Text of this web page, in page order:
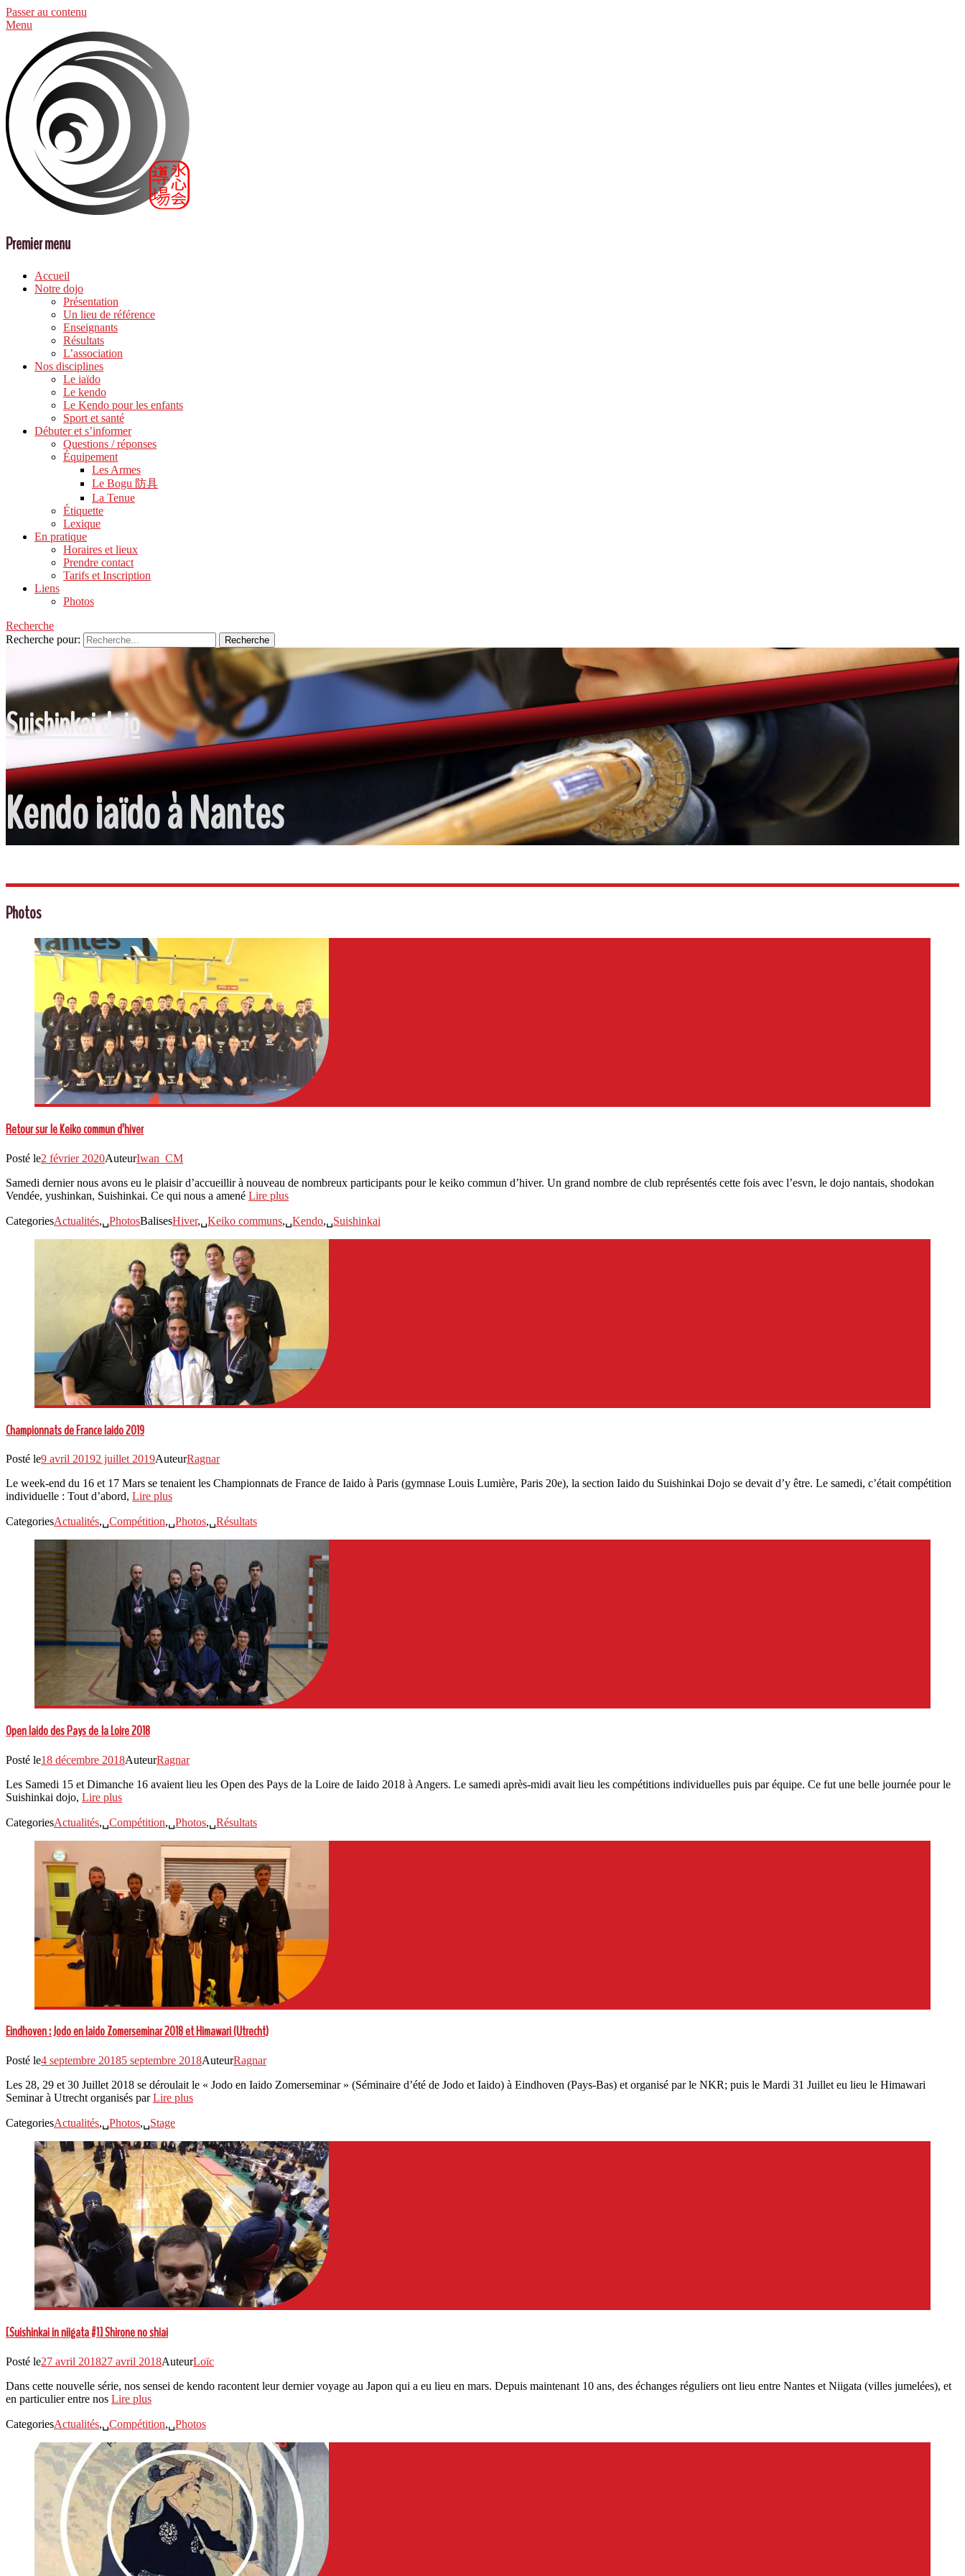
Passer au contenu
Menu
Premier menu
Accueil
Notre dojo
Présentation
Un lieu de référence
Enseignants
Résultats
L’association
Nos disciplines
Le iaïdo
Le kendo
Le Kendo pour les enfants
Sport et santé
Débuter et s’informer
Questions / réponses
Équipement
Les Armes
Le Bogu 防具
La Tenue
Étiquette
Lexique
En pratique
Horaires et lieux
Prendre contact
Tarifs et Inscription
Liens
Photos
Recherche
Recherche pour:
Suishinkai dojo
Kendo iaïdo à Nantes
Photos
Retour sur le Keiko commun d’hiver
Posté le2 février 2020AuteurIwan_CM
Samedi dernier nous avons eu le plaisir d’accueillir à nouveau de nombreux participants pour le keiko commun d’hiver. Un grand nombre de club représentés cette fois avec l’esvn, le dojo nantais, shodokan
Vendée, yushinkan, Suishinkai. Ce qui nous a amené Lire plus
CategoriesActualités,␣PhotosBalisesHiver,␣Keiko communs,␣Kendo,␣Suishinkai
Championnats de France Iaido 2019
Posté le9 avril 20192 juillet 2019AuteurRagnar
Le week-end du 16 et 17 Mars se tenaient les Championnats de France de Iaido à Paris (gymnase Louis Lumière, Paris 20e), la section Iaido du Suishinkai Dojo se devait d’y être. Le samedi, c’était compétition
individuelle : Tout d’abord, Lire plus
CategoriesActualités,␣Compétition,␣Photos,␣Résultats
Open Iaido des Pays de la Loire 2018
Posté le18 décembre 2018AuteurRagnar
Les Samedi 15 et Dimanche 16 avaient lieu les Open des Pays de la Loire de Iaido 2018 à Angers. Le samedi après-midi avait lieu les compétitions individuelles puis par équipe. Ce fut une belle journée pour le
Suishinkai dojo, Lire plus
CategoriesActualités,␣Compétition,␣Photos,␣Résultats
Eindhoven : Jodo en Iaido Zomerseminar 2018 et Himawari (Utrecht)
Posté le4 septembre 20185 septembre 2018AuteurRagnar
Les 28, 29 et 30 Juillet 2018 se déroulait le « Jodo en Iaido Zomerseminar » (Séminaire d’été de Jodo et Iaido) à Eindhoven (Pays-Bas) et organisé par le NKR; puis le Mardi 31 Juillet eu lieu le Himawari
Seminar à Utrecht organisés parLire plus
CategoriesActualités,␣Photos,␣Stage
[Suishinkai in niigata #1] Shirone no shiai
Posté le27 avril 201827 avril 2018AuteurLoïc
Dans cette nouvelle série, nos sensei de kendo racontent leur dernier voyage au Japon qui a eu lieu en mars. Depuis maintenant 10 ans, des échanges réguliers ont lieu entre Nantes et Niigata (villes jumelées), et
en particulier entre nos Lire plus
CategoriesActualités,␣Compétition,␣Photos